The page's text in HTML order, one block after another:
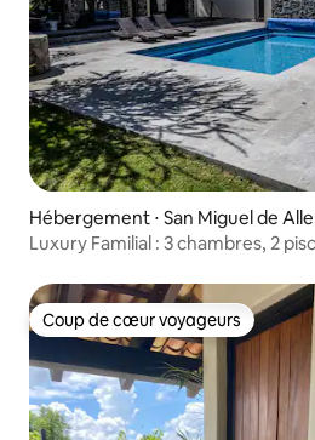
Hébergement ⋅ San Miguel de
Luxury Familial : 3 chambres, 2
Coup de cœur voyageurs
Coup de cœur voyageurs